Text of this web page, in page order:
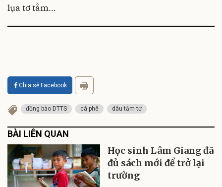
lụa tơ tằm…
Chia sẻ Facebook
đồng bào DTTS cà phê dâu tằm tơ
BÀI LIÊN QUAN
Học sinh Lâm Giang đã
đủ sách mới để trở lại
trường